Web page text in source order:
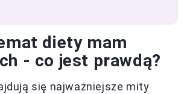
diety mam
- co jest prawdą?
się najważniejsze mity